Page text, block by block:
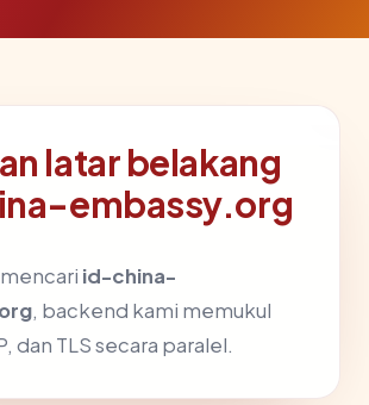
latar belakang
embassy.org
id-china-
, backend kami memukul
dan TLS secara paralel.